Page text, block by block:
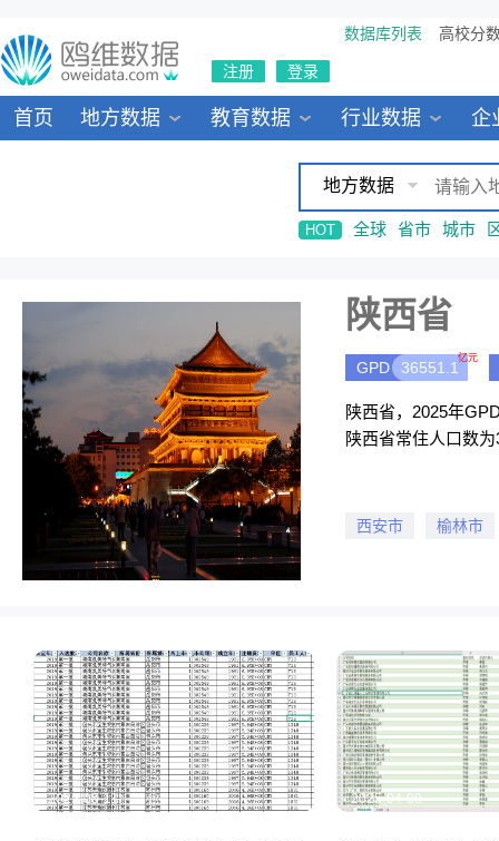
数据库列表 高校分
注册 登录
首页 地方数据 教育数据 行业数据 企
地方数据
HOT 全球 省市 城市
陕西省
GPD 36551.1
亿元
陕西省，2025年
陕西省常住人口数
西安市 榆林市
2025-05-11 2025-04-09